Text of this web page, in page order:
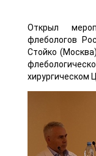
Открыл
флебологов
Стойко
хирургическом